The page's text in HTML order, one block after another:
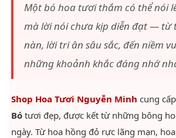
Một bó hoa tươi thắm có thể nói
mà lời nói chưa kịp diễn đạt — từ
nàn, lời tri ân sâu sắc, đến niềm
những khoảnh khắc đáng nhớ
Shop Hoa Tươi Nguyễn Minh cung
Bó tươi đẹp, được kết từ những bông
ngày. Từ hoa hồng đỏ rực lãng mạn,